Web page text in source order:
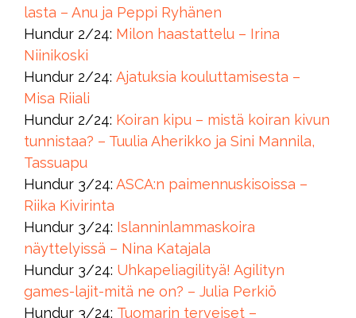
lasta – Anu ja Peppi Ryhänen
Hundur 2/24: Milon haastattelu – Irina
Niinikoski
Hundur 2/24: Ajatuksia kouluttamisesta –
Misa Riiali
Hundur 2/24: Koiran kipu – mistä koiran kivun
tunnistaa? – Tuulia Aherikko ja Sini Mannila,
Tassuapu
Hundur 3/24: ASCA:n paimennuskisoissa –
Riika Kivirinta
Hundur 3/24: Islanninlammaskoira
näyttelyissä – Nina Katajala
Hundur 3/24: Uhkapeliagilityä! Agilityn
games-lajit-mitä ne on? – Julia Perkiö
Hundur 3/24: Tuomarin terveiset –